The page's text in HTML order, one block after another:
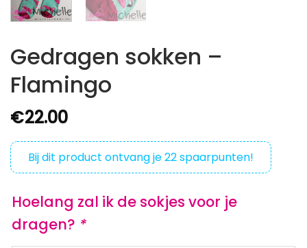
Gedragen sokken –
Flamingo
€22.00
Bij dit product ontvang je22spaarpunten!
Hoelang zal ik de sokjes voor je
dragen? *